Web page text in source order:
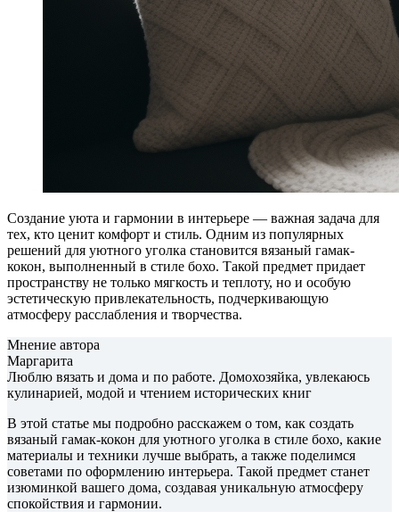
Создание уюта и гармонии в интерьере — важная задача для
тех, кто ценит комфорт и стиль. Одним из популярных
решений для уютного уголка становится вязаный гамак-
кокон, выполненный в стиле бохо. Такой предмет придает
пространству не только мягкость и теплоту, но и особую
эстетическую привлекательность, подчеркивающую
атмосферу расслабления и творчества.
Мнение автора
Маргарита
Люблю вязать и дома и по работе. Домохозяйка, увлекаюсь
кулинарией, модой и чтением исторических книг
В этой статье мы подробно расскажем о том, как создать
вязаный гамак-кокон для уютного уголка в стиле бохо, какие
материалы и техники лучше выбрать, а также поделимся
советами по оформлению интерьера. Такой предмет станет
изюминкой вашего дома, создавая уникальную атмосферу
спокойствия и гармонии.